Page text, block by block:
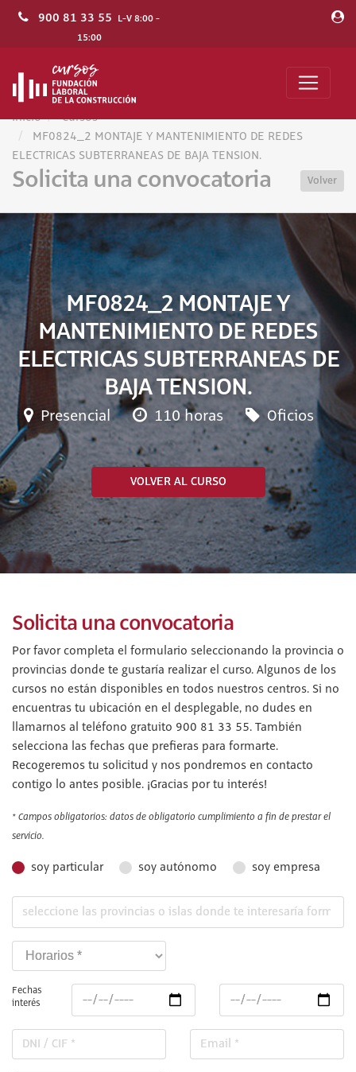
900 81 33 55 L-V 8:00 -
15:00
Inicio
Cursos
MF0824_2 MONTAJE Y MANTENIMIENTO DE REDES
ELECTRICAS SUBTERRANEAS DE BAJA TENSION.
Solicita una convocatoria Volver
MF0824_2 MONTAJE Y
MANTENIMIENTO DE REDES
ELECTRICAS SUBTERRANEAS DE
BAJA TENSION.
Presencial 110 horas Oficios
VOLVER AL CURSO
Solicita una convocatoria
Por favor completa el formulario seleccionando la provincia o
provincias donde te gustaría realizar el curso. Algunos de los
cursos no están disponibles en todos nuestros centros. Si no
encuentras tu ubicación en el desplegable, no dudes en
llamarnos al teléfono gratuito 900 81 33 55. También
selecciona las fechas que prefieras para formarte.
Recogeremos tu solicitud y nos pondremos en contacto
contigo lo antes posible. ¡Gracias por tu interés!
* Campos obligatorios: datos de obligatorio cumplimiento a fin de prestar el
servicio.
soy particular soy autónomo soy empresa
Fechas
interés